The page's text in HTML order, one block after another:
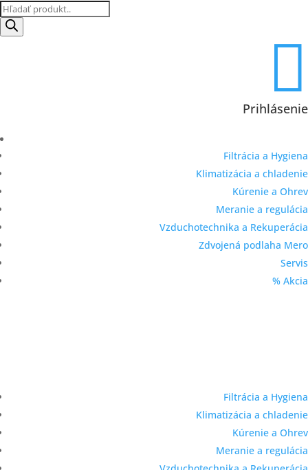
Products
search

Prihlásenie
Filtrácia a Hygiena
Klimatizácia a chladenie
Kúrenie a Ohrev
Meranie a regulácia
Vzduchotechnika a Rekuperácia
Zdvojená podlaha Mero
Servis
% Akcia
Filtrácia a Hygiena
Klimatizácia a chladenie
Kúrenie a Ohrev
Meranie a regulácia